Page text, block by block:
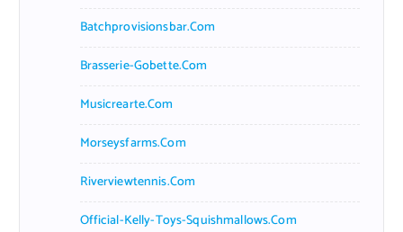
Batchprovisionsbar.com
Brasserie-Gobette.com
Musicrearte.com
Morseysfarms.com
Riverviewtennis.com
Official-Kelly-Toys-Squishmallows.com